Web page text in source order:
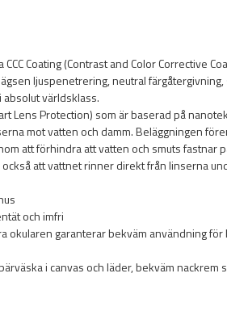
Coating (Contrast and Color Corrective
ljuspenetrering, neutral färgåtergivning,
världsklass.
Lens Protection) som är baserad på
mot vatten och damm. Beläggningen
att förhindra att vatten och smuts fastnar
att vattnet rinner direkt från linserna
och imfri
okularen garanterar bekväm användning för
i canvas och läder, bekväm nackrem